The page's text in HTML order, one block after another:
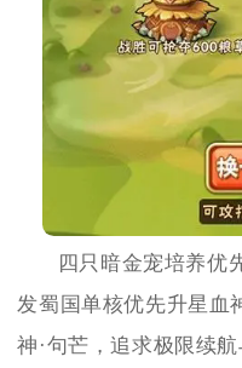
四只暗金宠培养优
发蜀国单核优先升星血
神·句芒，追求极限续